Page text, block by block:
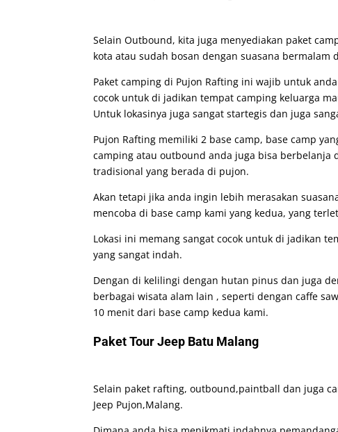
Selain Outbound, kita juga menyediakan paket
kota atau sudah bosan dengan suasana
Paket camping di Pujon Rafting ini wajib untuk
cocok untuk di jadikan tempat camping keluarga
Untuk lokasinya juga sangat startegis dan juga
Pujon Rafting memiliki 2 base camp, base camp
camping atau outbound anda juga bisa berbelanja
tradisional yang berada di pujon.
Akan tetapi jika anda ingin lebih merasakan
mencoba di base camp kami yang kedua, yang
Lokasi ini memang sangat cocok untuk di jadikan
yang sangat indah.
Dengan di kelilingi dengan hutan pinus dan juga
berbagai wisata alam lain , seperti dengan caffe
10 menit dari base camp kedua kami.
Paket Tour Jeep Batu Malang
Selain paket rafting, outbound,paintball dan juga
Jeep Pujon,Malang.